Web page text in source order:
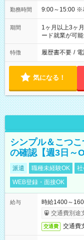
勤務時間
期間
1ヶ月以上3ヶ
ード就業が可
特徴 履歴書不要 /
気になる！
シンプル＆こつ
の確認【週3日～
派遣 職種未経験OK
WEB登録・面接OK
給与
時給1400～
交通費別途
交通費 交通費